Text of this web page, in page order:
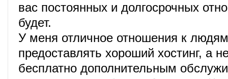
вас постоянных и долгосрочных
будет.
У меня отличное отношения к
предоставлять хороший хостинг, а
бесплатно дополнительным